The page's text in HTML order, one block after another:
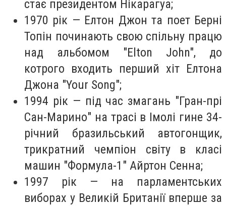
стає президентом Нікарагуа;
1970 рік — Елтон Джон та поет Берні
Топін починають свою спільну працю
над альбомом "Elton John", до
котрого входить перший хіт Елтона
Джона "Your Song";
1994 рік — під час змагань "Гран-прі
Сан-Марино" на трасі в Імолі гине 34-
річний бразильський автогонщик,
трикратний чемпіон світу в класі
машин "Формула-1" Айртон Сенна;
1997 рік — на парламентських
виборах у Великій Британії вперше за